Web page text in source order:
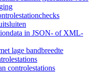
in JSON- of XML-
lage bandbreedte
controlestations